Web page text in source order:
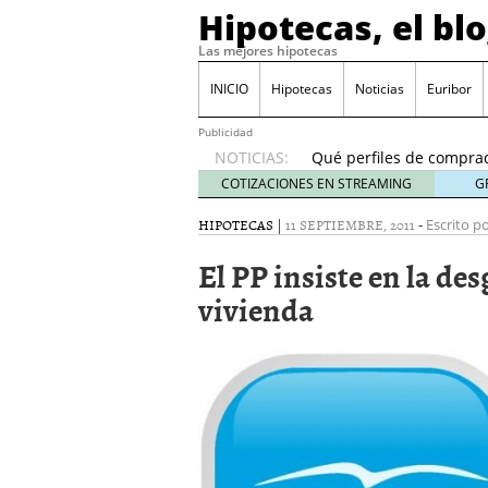
Hipotecas, el
Las mejores hipotecas
INICIO Hipotecas Noticias Euribor
Publicidad
NOTICIAS:
Previsión del euríbor
durante el año 06/
El Banco de España
Qué perfiles de
inicio de 2026
21/01/
Hipotecas para no
17/01/2026
España? 12/01/2026
Previsión del euríbor
durante el año
24/01/2026
COTIZACIONES EN STREAMING
HIPOTECAS | 11 SEPTIEMBRE, 2011 - Escrito
El PP insiste en la
vivienda